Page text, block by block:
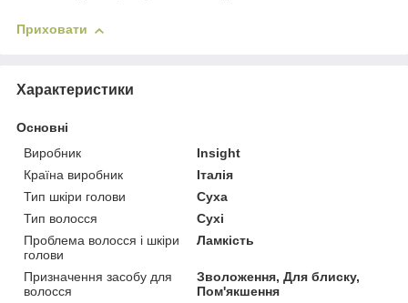
Приховати
Характеристики
Основні
Виробник
Insight
Країна виробник
Італія
Тип шкіри голови
Суха
Тип волосся
Сухі
Проблема волосся і шкіри
голови
Ламкість
Призначення засобу для
волосся
Зволоження, Для блиску,
Пом'якшення